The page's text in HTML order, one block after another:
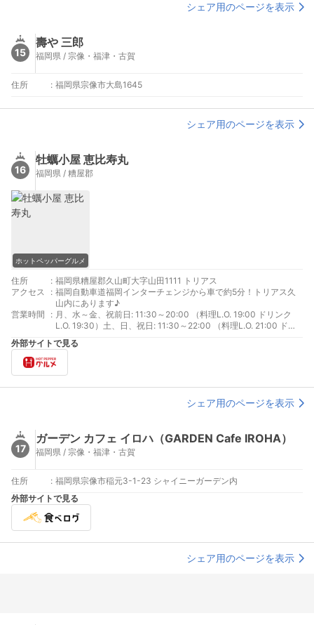
シェア用のページを表示
15
壽や 三郎
福岡県 / 宗像・福津・古賀
住所 : 福岡県宗像市大島1645
シェア用のページを表示
16
牡蠣小屋 恵比寿丸
福岡県 / 糟屋郡
ホットペッパーグルメ
住所 : 福岡県糟屋郡久山町大字山田1111 トリアス
アクセス
: 福岡自動車道福岡インターチェンジから車で約5分！トリアス久
山内にあります♪
営業時間
: 月、水～金、祝前日: 11:30～20:00 （料理L.O. 19:00 ドリンク
L.O. 19:30）土、日、祝日: 11:30～22:00 （料理L.O. 21:00 ドリ
ンクL.O. 21:30）
外部サイトで見る
シェア用のページを表示
17
ガーデン カフェ イロハ（GARDEN Cafe IROHA）
福岡県 / 宗像・福津・古賀
住所 : 福岡県宗像市稲元3-1-23 シャイニーガーデン内
外部サイトで見る
シェア用のページを表示